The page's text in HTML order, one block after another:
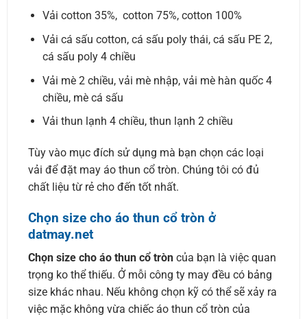
Vải cotton 35%, cotton 75%, cotton 100%
Vải cá sấu cotton, cá sấu poly thái, cá sấu PE 2,
cá sấu poly 4 chiều
Vải mè 2 chiều, vải mè nhập, vải mè hàn quốc 4
chiều, mè cá sấu
Vải thun lạnh 4 chiều, thun lạnh 2 chiều
Tùy vào mục đích sử dụng mà bạn chọn các loại
vải để đặt may áo thun cổ tròn. Chúng tôi có đủ
chất liệu từ rẻ cho đến tốt nhất.
Chọn size cho áo thun cổ tròn ở
datmay.net
Chọn size cho áo thun cổ tròn của bạn là việc quan
trọng ko thể thiếu. Ở mỗi công ty may đều có bảng
size khác nhau. Nếu không chọn kỹ có thể sẽ xảy ra
việc mặc không vừa chiếc áo thun cổ tròn của